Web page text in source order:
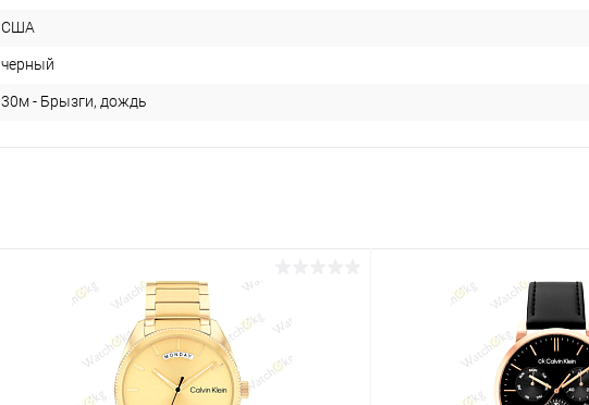
США
черный
30м - Брызги, дождь